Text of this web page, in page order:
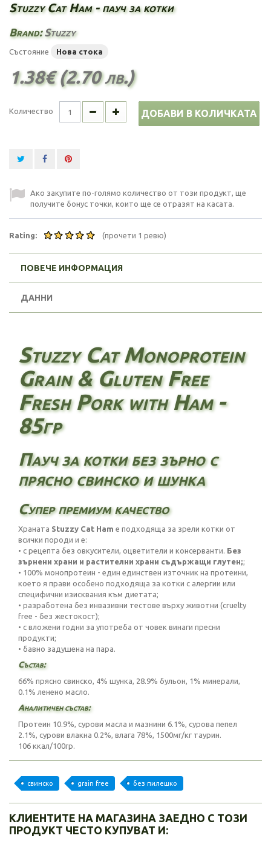
Stuzzy Cat Ham - пауч за котки
Brand:Stuzzy
Състояние Нова стока
1.38€ (2.70 лв.)
Количество ДОБАВИ В КОЛИЧКАТА
Ако закупите по-голямо количество от този продукт, ще
получите бонус точки, които ще се отразят на касата.
Rating: (прочети 1 ревю)
ПОВЕЧЕ ИНФОРМАЦИЯ
ДАННИ
Stuzzy Cat Monoprotein
Grain & Gluten Free
Fresh Pork with Ham -
85гр
Пауч за котки без зърно с
прясно свинско и шунка
Супер премиум качество
Храната Stuzzy Cat Ham е подходяща за зрели котки от
всички породи и е:
• с рецепта без овкусители, оцветители и консерванти. Без
зърнени храни и растителни храни съдържащи глутен;;
• 100% монопротеин - един единствен източник на протеини,
което я прави особено подходяща за котки с алергии или
специфични изисквания към диетата;
• разработена без инвазивни тестове върху животни (cruelty
free - без жестокост);
• с вложени годни за употреба от човек винаги пресни
продукти;
• бавно задушена на пара.
Състав:
66% прясно свинско, 4% шунка, 28.9% бульон, 1% минерали,
0.1% ленено масло.
Аналитичен състав:
Протеин 10.9%, сурови масла и мазнини 6.1%, сурова пепел
2.1%, сурови влакна 0.2%, влага 78%, 1500мг/кг таурин.
106 ккал/100гр.
свинско grain free без пилешко
КЛИЕНТИТЕ НА МАГАЗИНА ЗАЕДНО С ТОЗИ
ПРОДУКТ ЧЕСТО КУПУВАТ И: